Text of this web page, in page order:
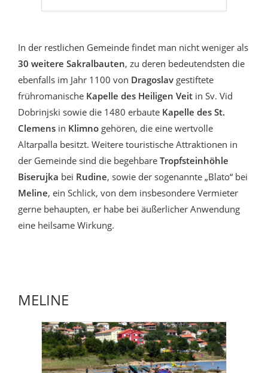
In der restlichen Gemeinde findet man nicht weniger als
30 weitere Sakralbauten, zu deren bedeutendsten die
ebenfalls im Jahr 1100 von Dragoslav gestiftete
frühromanische Kapelle des Heiligen Veit in Sv. Vid
Dobrinjski sowie die 1480 erbaute Kapelle des St.
Clemens in Klimno gehören, die eine wertvolle
Altarpalla besitzt. Weitere touristische Attraktionen in
der Gemeinde sind die begehbare Tropfsteinhöhle
Biserujka bei Rudine, sowie der sogenannte „Blato“ bei
Meline, ein Schlick, von dem insbesondere Vermieter
gerne behaupten, er habe bei äußerlicher Anwendung
eine heilsame Wirkung.
MELINE